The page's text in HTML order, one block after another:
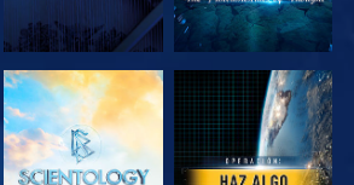
EXPLORA LAS
SERIES
VE